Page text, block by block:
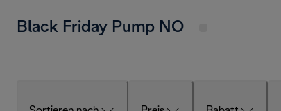
Black Friday Pump NO